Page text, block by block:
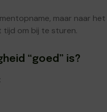
maar naar
om bij te sturen.
“goed” is?